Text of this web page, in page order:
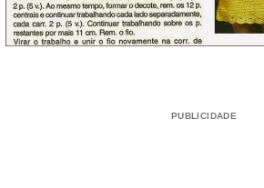
PUBLICIDADE